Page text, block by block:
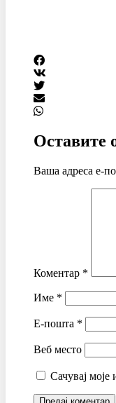
Оставите
Ваша адреса е-
Коментар *
Име *
Е-пошта *
Веб место
Сачувај